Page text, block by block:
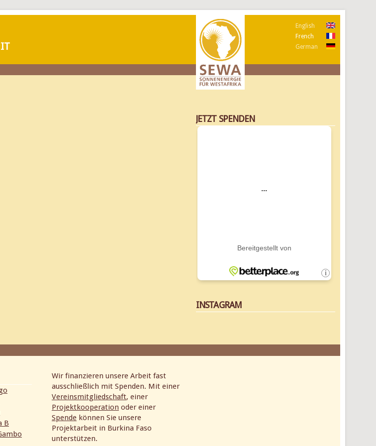
Aller au
English
French
German
JETZT SPENDEN
INSTAGRAM
B
Wir finanzieren unsere Arbeit fast
ausschließlich mit Spenden. Mit einer
Vereinsmitgliedschaft, einer
Projektkooperation oder einer
Spende können Sie unsere
Projektarbeit in Burkina Faso
unterstützen.